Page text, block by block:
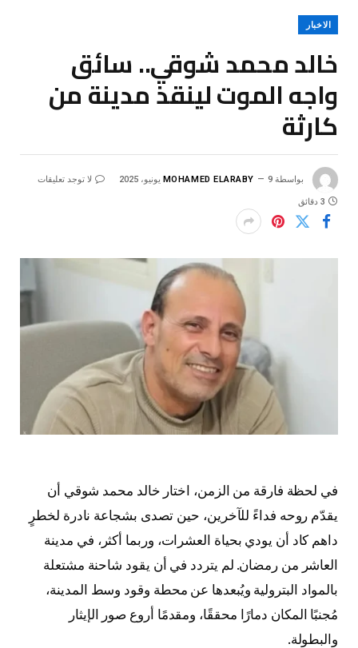
الاخبار
خالد محمد شوقي.. سائق
واجه الموت لينقذ مدينة من
كارثة
بواسطة MOHAMED ELARABY 9 يونيو، 2025 لا توجد تعليقات
3 دقائق
في لحظة فارقة من الزمن، اختار خالد محمد شوقي أن
يقدّم روحه فداءً للآخرين، حين تصدى بشجاعة نادرة لخطرٍ
داهم كاد أن يودي بحياة العشرات، وربما أكثر، في مدينة
العاشر من رمضان. لم يتردد في أن يقود شاحنة مشتعلة
بالمواد البترولية ويُبعدها عن محطة وقود وسط المدينة،
مُجنبًا المكان دمارًا محققًا، ومقدمًا أروع صور الإيثار
والبطولة.